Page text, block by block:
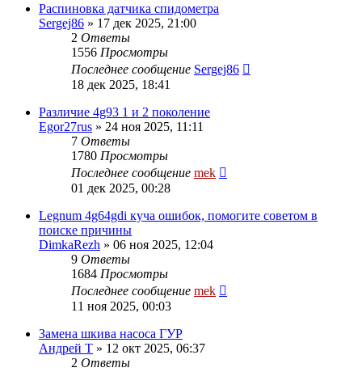
Распиновка датчика спидометра
Sergej86 » 17 дек 2025, 21:00
2 Ответы
1556 Просмотры
Последнее сообщение Sergej86
18 дек 2025, 18:41
Различие 4g93 1 и 2 поколение
Egor27rus » 24 ноя 2025, 11:11
7 Ответы
1780 Просмотры
Последнее сообщение mek
01 дек 2025, 00:28
Legnum 4g64gdi куча ошибок, помогите советом в
поиске причины
DimkaRezh » 06 ноя 2025, 12:04
9 Ответы
1684 Просмотры
Последнее сообщение mek
11 ноя 2025, 00:03
Замена шкива насоса ГУР
Андрей Т » 12 окт 2025, 06:37
2 Ответы